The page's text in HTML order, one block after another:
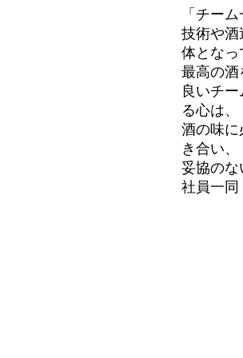
「チー
技術や
体となっ
最高の酒
良いチ
る心は、
酒の味に
き合い、
妥協のな
社員一同